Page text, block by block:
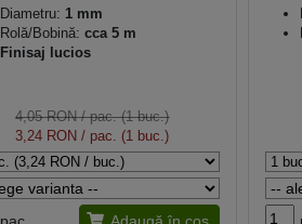
Diametru: 1 mm
Rolă/Bobină: cca 5 m
Finisaj lucios
4,05 RON/ pac. (1 buc.)
3,24 RON / pac. (1 buc.)